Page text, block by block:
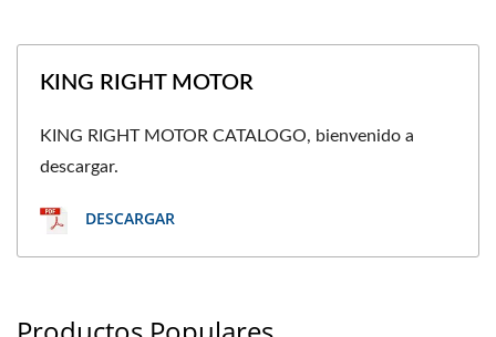
KING RIGHT MOTOR
KING RIGHT MOTOR CATALOGO, bienvenido a
descargar.
DESCARGAR